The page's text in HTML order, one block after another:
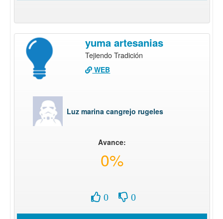
yuma artesanias
Tejiendo Tradición
WEB
Luz marina cangrejo rugeles
Avance:
0%
0 0